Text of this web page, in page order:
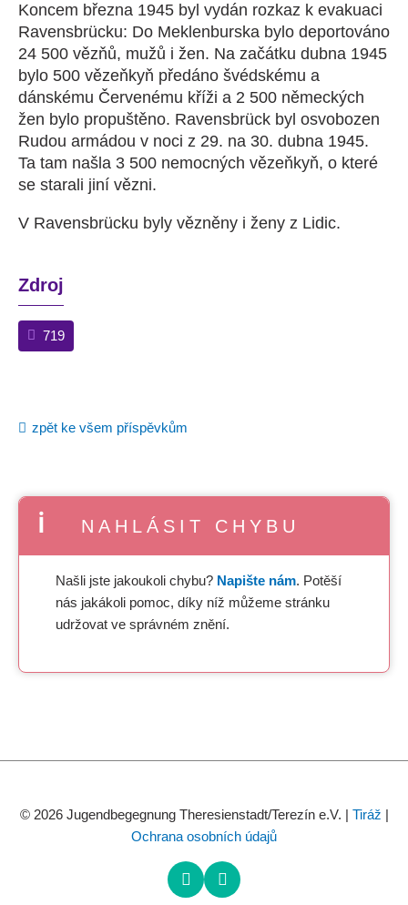
Koncem března 1945 byl vydán rozkaz k evakuaci
Ravensbrücku: Do Meklenburska bylo deportováno
24 500 vězňů, mužů i žen. Na začátku dubna 1945
bylo 500 vězeňkyň předáno švédskému a
dánskému Červenému kříži a 2 500 německých
žen bylo propuštěno. Ravensbrück byl osvobozen
Rudou armádou v noci z 29. na 30. dubna 1945.
Ta tam našla 3 500 nemocných vězeňkyň, o které
se starali jiní vězni.
V Ravensbrücku byly vězněny i ženy z Lidic.
Zdroj
719
zpět ke všem příspěvkům
NAHLÁSIT CHYBU
Našli jste jakoukoli chybu? Napište nám. Potěší
nás jakákoli pomoc, díky níž můžeme stránku
udržovat ve správném znění.
© 2026 Jugendbegegnung Theresienstadt/Terezín e.V. | Tiráž |
Ochrana osobních údajů